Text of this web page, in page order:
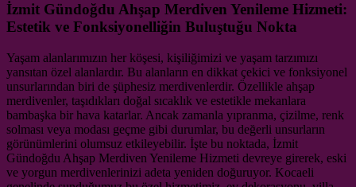
İzmit Gündoğdu Ahşap Merdiven Yenileme Hizmeti:
Estetik ve Fonksiyonelliğin Buluştuğu Nokta
Yaşam alanlarımızın her köşesi, kişiliğimizi ve yaşam tarzımızı
yansıtan özel alanlardır. Bu alanların en dikkat çekici ve fonksiyonel
unsurlarından biri de şüphesiz merdivenlerdir. Özellikle ahşap
merdivenler, taşıdıkları doğal sıcaklık ve estetikle mekanlara
bambaşka bir hava katarlar. Ancak zamanla yıpranma, çizilme, renk
solması veya modası geçme gibi durumlar, bu değerli unsurların
görünümlerini olumsuz etkileyebilir. İşte bu noktada, İzmit
Gündoğdu Ahşap Merdiven Yenileme Hizmeti devreye girerek, eski
ve yorgun merdivenlerinizi adeta yeniden doğuruyor. Kocaeli